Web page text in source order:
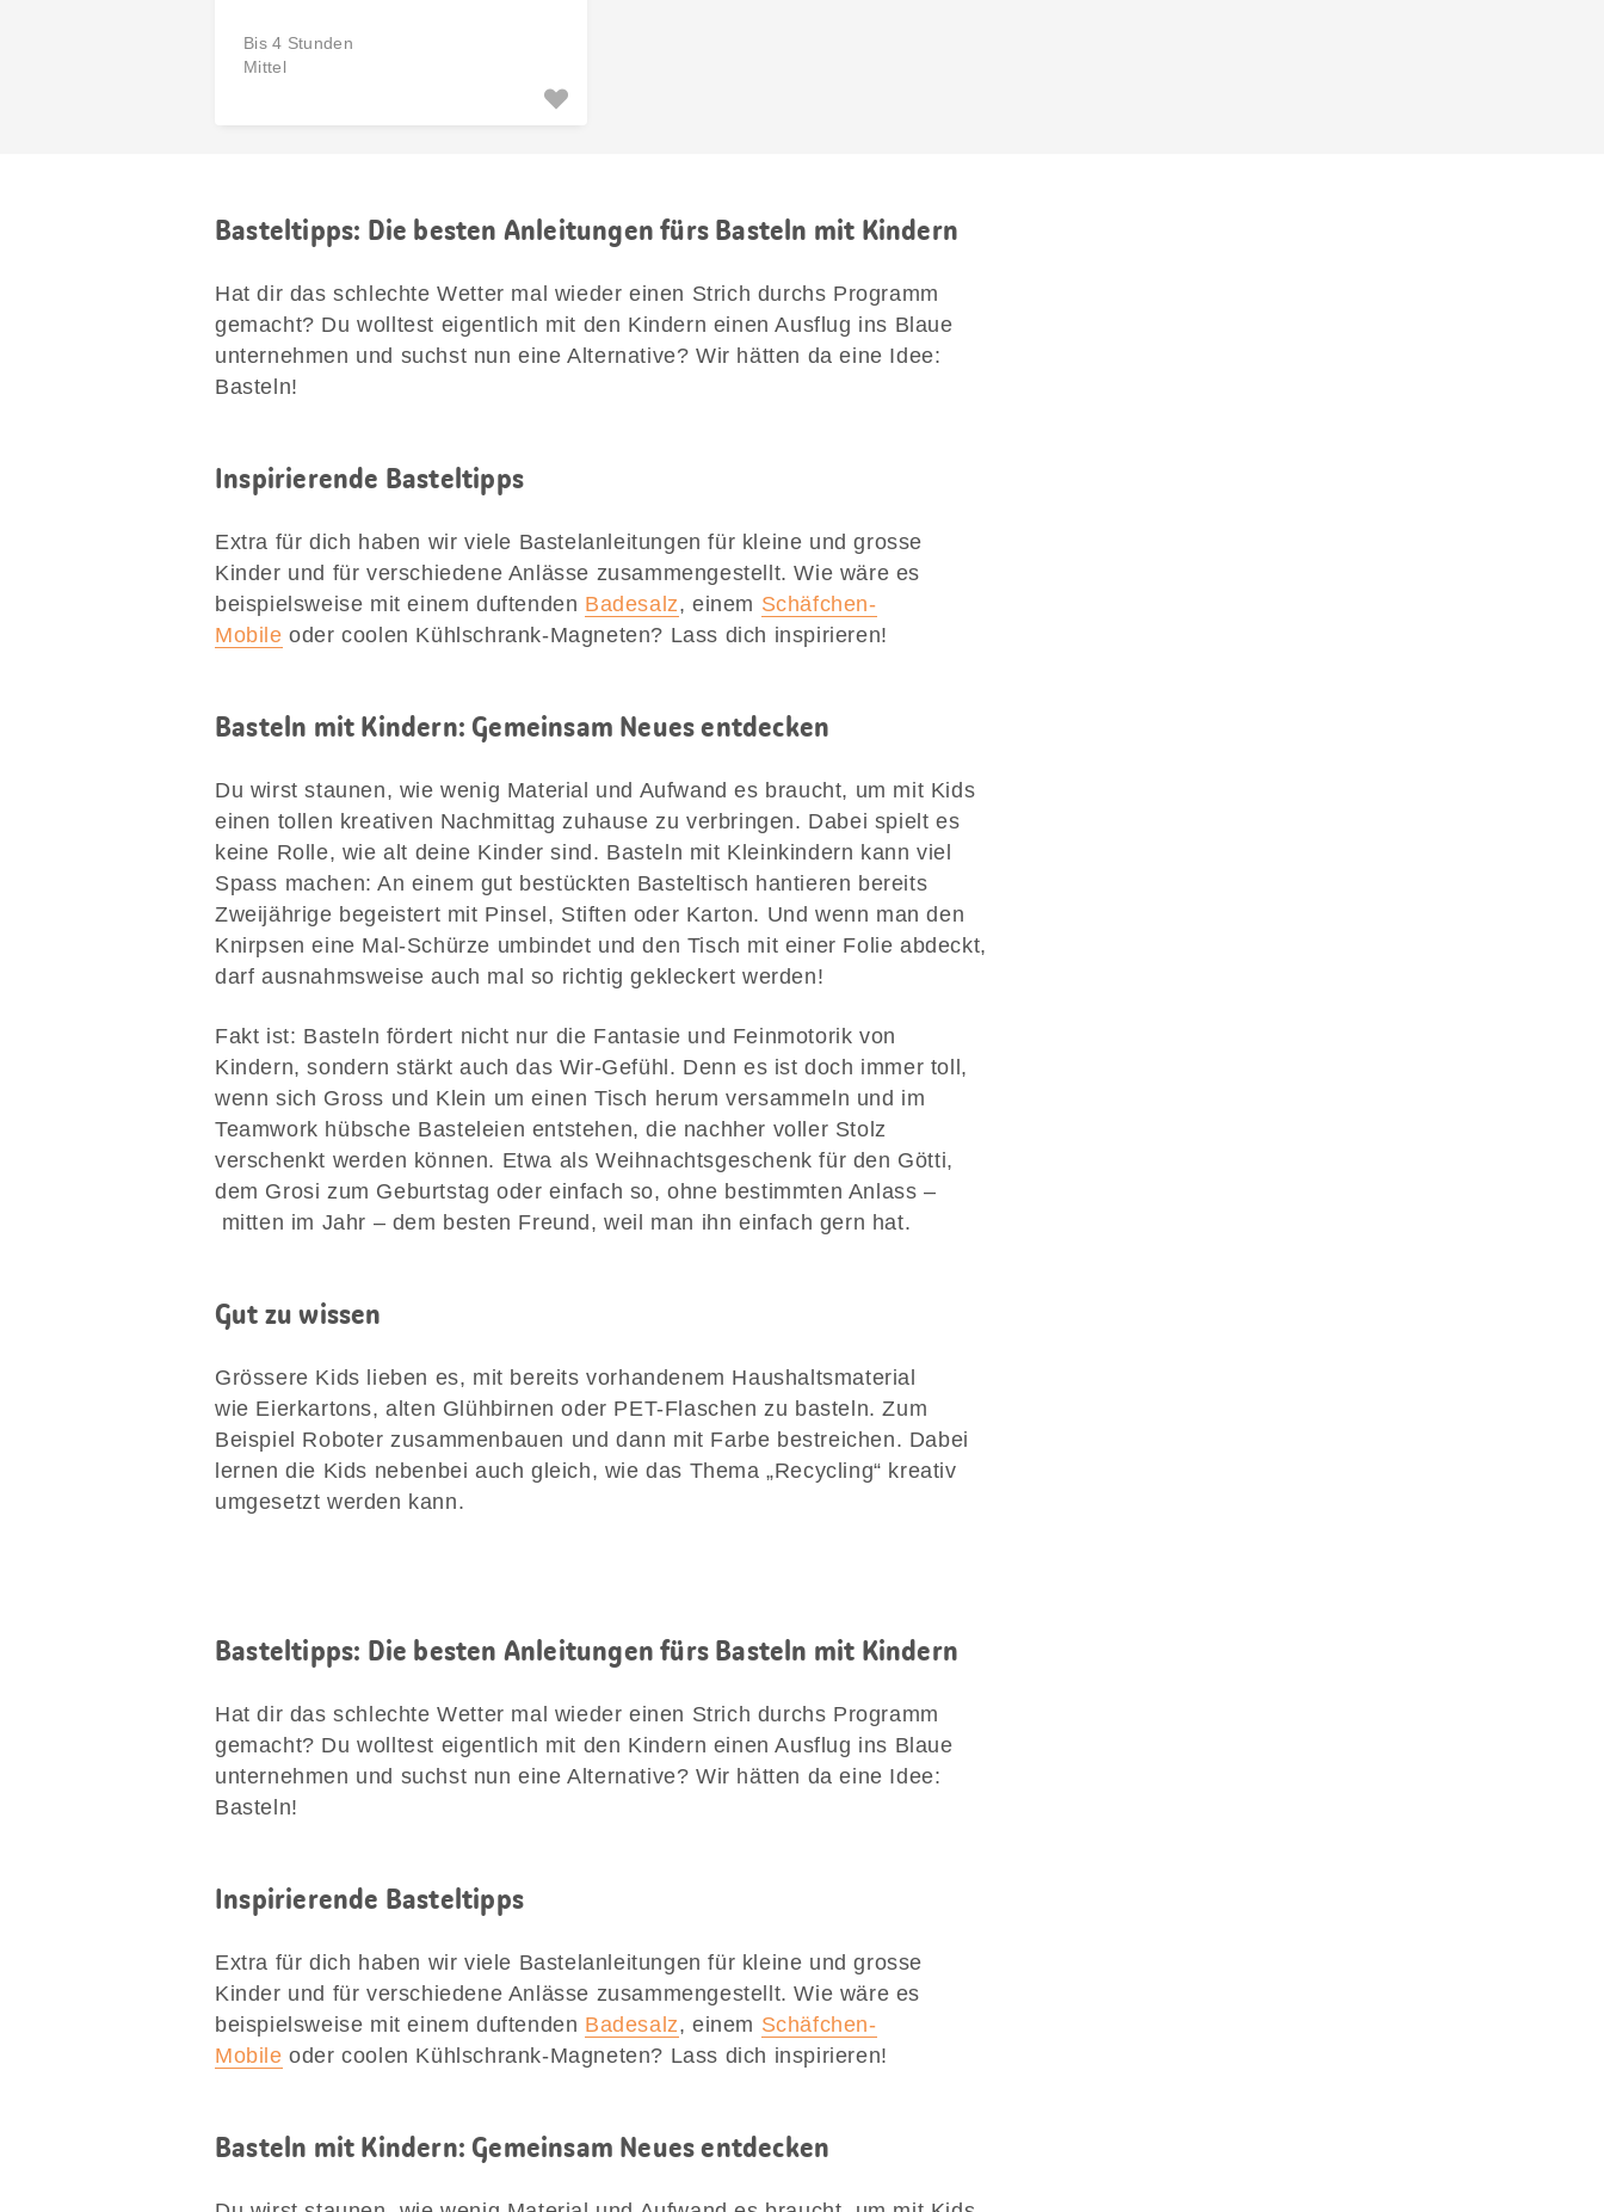
Bis 4 Stunden
Mittel
Basteltipps: Die besten Anleitungen fürs Basteln mit Kindern
Hat dir das schlechte Wetter mal wieder einen Strich durchs Programm
gemacht? Du wolltest eigentlich mit den Kindern einen Ausflug ins Blaue
unternehmen und suchst nun eine Alternative? Wir hätten da eine Idee:
Basteln!
Inspirierende Basteltipps
Extra für dich haben wir viele Bastelanleitungen für kleine und grosse
Kinder und für verschiedene Anlässe zusammengestellt. Wie wäre es
beispielsweise mit einem duftenden Badesalz, einem Schäfchen-
Mobile oder coolen Kühlschrank-Magneten? Lass dich inspirieren!
Basteln mit Kindern: Gemeinsam Neues entdecken
Du wirst staunen, wie wenig Material und Aufwand es braucht, um mit Kids
einen tollen kreativen Nachmittag zuhause zu verbringen. Dabei spielt es
keine Rolle, wie alt deine Kinder sind. Basteln mit Kleinkindern kann viel
Spass machen: An einem gut bestückten Basteltisch hantieren bereits
Zweijährige begeistert mit Pinsel, Stiften oder Karton. Und wenn man den
Knirpsen eine Mal-Schürze umbindet und den Tisch mit einer Folie abdeckt,
darf ausnahmsweise auch mal so richtig gekleckert werden!
Fakt ist: Basteln fördert nicht nur die Fantasie und Feinmotorik von
Kindern, sondern stärkt auch das Wir-Gefühl. Denn es ist doch immer toll,
wenn sich Gross und Klein um einen Tisch herum versammeln und im
Teamwork hübsche Basteleien entstehen, die nachher voller Stolz
verschenkt werden können. Etwa als Weihnachtsgeschenk für den Götti,
dem Grosi zum Geburtstag oder einfach so, ohne bestimmten Anlass –
mitten im Jahr – dem besten Freund, weil man ihn einfach gern hat.
Gut zu wissen
Grössere Kids lieben es, mit bereits vorhandenem Haushaltsmaterial
wie Eierkartons, alten Glühbirnen oder PET-Flaschen zu basteln. Zum
Beispiel Roboter zusammenbauen und dann mit Farbe bestreichen. Dabei
lernen die Kids nebenbei auch gleich, wie das Thema „Recycling“ kreativ
umgesetzt werden kann.
Basteltipps: Die besten Anleitungen fürs Basteln mit Kindern
Hat dir das schlechte Wetter mal wieder einen Strich durchs Programm
gemacht? Du wolltest eigentlich mit den Kindern einen Ausflug ins Blaue
unternehmen und suchst nun eine Alternative? Wir hätten da eine Idee:
Basteln!
Inspirierende Basteltipps
Extra für dich haben wir viele Bastelanleitungen für kleine und grosse
Kinder und für verschiedene Anlässe zusammengestellt. Wie wäre es
beispielsweise mit einem duftenden Badesalz, einem Schäfchen-
Mobile oder coolen Kühlschrank-Magneten? Lass dich inspirieren!
Basteln mit Kindern: Gemeinsam Neues entdecken